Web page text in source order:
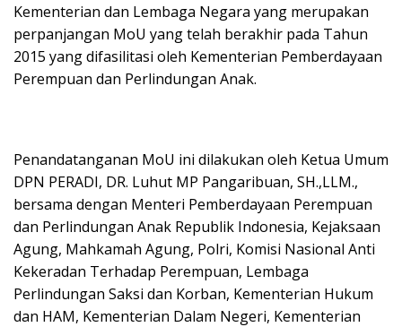
Kementerian dan Lembaga Negara yang merupakan
perpanjangan MoU yang telah berakhir pada Tahun
2015 yang difasilitasi oleh Kementerian Pemberdayaan
Perempuan dan Perlindungan Anak.
Penandatanganan MoU ini dilakukan oleh Ketua Umum
DPN PERADI, DR. Luhut MP Pangaribuan, SH.,LLM.,
bersama dengan Menteri Pemberdayaan Perempuan
dan Perlindungan Anak Republik Indonesia, Kejaksaan
Agung, Mahkamah Agung, Polri, Komisi Nasional Anti
Kekeradan Terhadap Perempuan, Lembaga
Perlindungan Saksi dan Korban, Kementerian Hukum
dan HAM, Kementerian Dalam Negeri, Kementerian